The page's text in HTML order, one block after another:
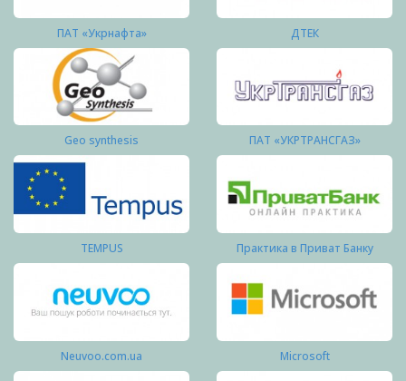
ПАТ «Укрнафта» ДТЕК
Geo synthesis ПАТ «УКРТРАНСГАЗ»
TEMPUS Практика в Приват Банку
Neuvoo.com.ua Microsoft